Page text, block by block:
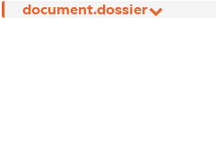
document.dossier